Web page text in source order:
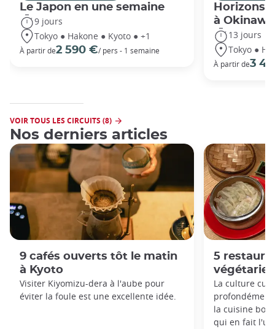
Le Japon en une semaine
9 jours
Tokyo ● Hakone ● Kyoto ● +1
À partir de2 590 €/ pers - 1 semaine
Horizons
à Okinawa
13 jours
Tokyo ●
À partir de3
VOIR TOUS LES CIRCUITS (8)
Nos derniers articles
9 cafés ouverts tôt le matin
à Kyoto
Visiter Kiyomizu-dera à l'aube pour
éviter la foule est une excellente idée.
5
La culture
la cuisine
qui en fait